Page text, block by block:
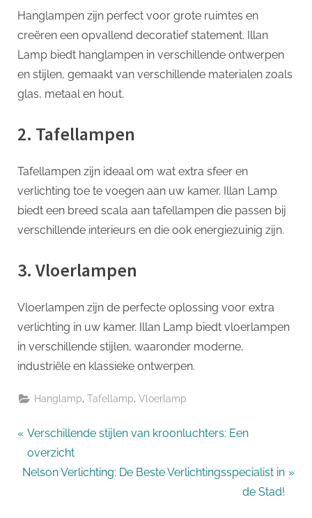
Hanglampen zijn perfect voor grote ruimtes en
creëren een opvallend decoratief statement. Illan
Lamp biedt hanglampen in verschillende ontwerpen
en stijlen, gemaakt van verschillende materialen zoals
glas, metaal en hout.
2. Tafellampen
Tafellampen zijn ideaal om wat extra sfeer en
verlichting toe te voegen aan uw kamer. Illan Lamp
biedt een breed scala aan tafellampen die passen bij
verschillende interieurs en die ook energiezuinig zijn.
3. Vloerlampen
Vloerlampen zijn de perfecte oplossing voor extra
verlichting in uw kamer. Illan Lamp biedt vloerlampen
in verschillende stijlen, waaronder moderne,
industriële en klassieke ontwerpen.
Hanglamp ,Tafellamp ,Vloerlamp
Bericht
navigatie
P
r
e
Verschillende stijlen van kroonluchters: Een
overzicht
N
Nelson Verlichting: De Beste Verlichtingsspecialist in
de Stad!